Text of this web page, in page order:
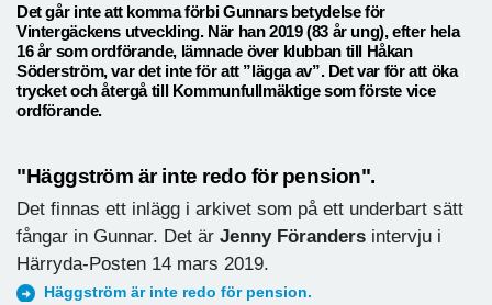
Det går inte att komma förbi Gunnars betydelse för
Vintergäckens utveckling. När han 2019 (83 år ung), efter hela
16 år som ordförande, lämnade över klubban till Håkan
Söderström, var det inte för att ”lägga av”. Det var för att öka
trycket och återgå till Kommunfullmäktige som förste vice
ordförande.
"Häggström är inte redo för pension".
Det finnas ett inlägg i arkivet som på ett underbart sätt
fångar in Gunnar. Det är Jenny Föranders intervju i
Härryda-Posten 14 mars 2019.
Häggström är inte redo för pension.